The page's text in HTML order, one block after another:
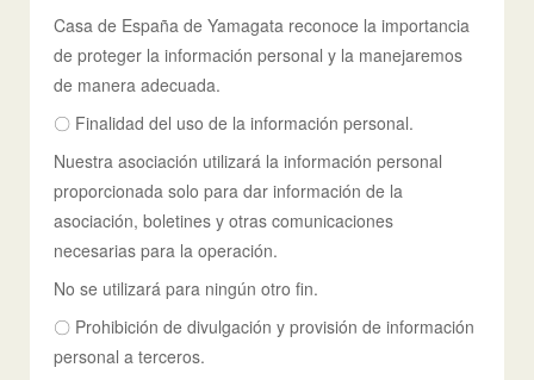
Casa de España de Yamagata reconoce la importancia
de proteger la información personal y la manejaremos
de manera adecuada.
〇 Finalidad del uso de la información personal.
Nuestra asociación utilizará la información personal
proporcionada solo para dar información de la
asociación, boletines y otras comunicaciones
necesarias para la operación.
No se utilizará para ningún otro fin.
〇 Prohibición de divulgación y provisión de información
personal a terceros.